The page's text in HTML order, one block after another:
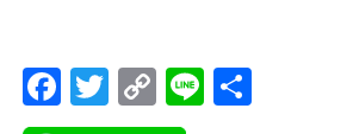
F
ac
T
wi
C
o
Li